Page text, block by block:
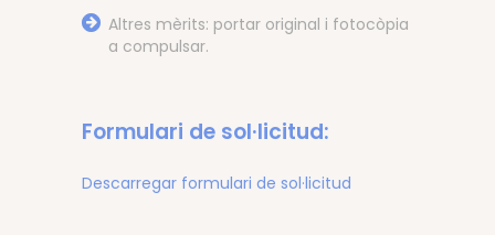
Altres mèrits: portar original i fotocòpia
a compulsar.
Formulari de sol·licitud:
Descarregar formulari de sol·licitud